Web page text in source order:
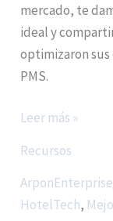
mercado, te
ideal y
optimizaron sus
PMS.
Leer más »
Recursos
ArponEnterprise
HotelTech,